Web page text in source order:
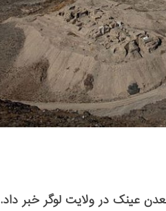
عینک در ولایت لوگر خبر داد.